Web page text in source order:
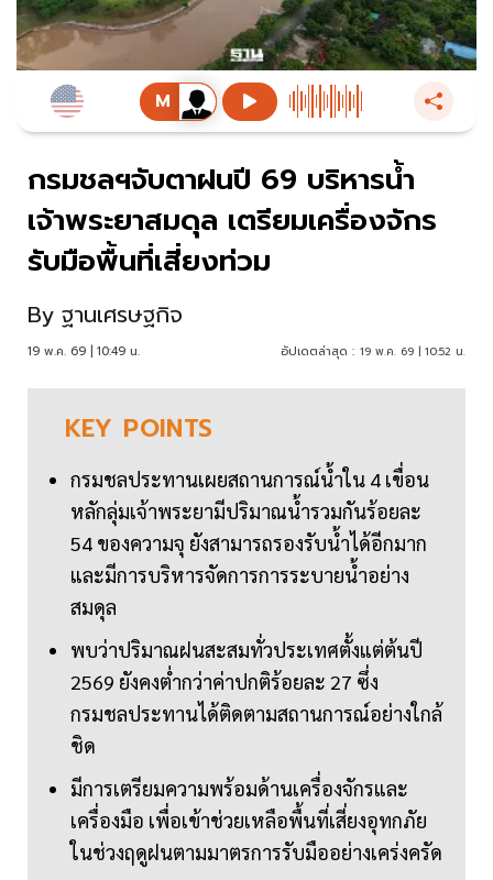
กรมชลฯจับตาฝนปี 69 บริหารน้ำ
เจ้าพระยาสมดุล เตรียมเครื่องจักร
รับมือพื้นที่เสี่ยงท่วม
By ฐานเศรษฐกิจ
19 พ.ค. 69 | 10:49 น. อัปเดตล่าสุด : 19 พ.ค. 69 | 10:52 น.
KEY POINTS
กรมชลประทานเผยสถานการณ์น้ำใน 4 เขื่อน
หลักลุ่มเจ้าพระยามีปริมาณน้ำรวมกันร้อยละ
54 ของความจุ ยังสามารถรองรับน้ำได้อีกมาก
และมีการบริหารจัดการการระบายน้ำอย่าง
สมดุล
พบว่าปริมาณฝนสะสมทั่วประเทศตั้งแต่ต้นปี
2569 ยังคงต่ำกว่าค่าปกติร้อยละ 27 ซึ่ง
กรมชลประทานได้ติดตามสถานการณ์อย่างใกล้
ชิด
มีการเตรียมความพร้อมด้านเครื่องจักรและ
เครื่องมือ เพื่อเข้าช่วยเหลือพื้นที่เสี่ยงอุทกภัย
ในช่วงฤดูฝนตามมาตรการรับมืออย่างเคร่งครัด